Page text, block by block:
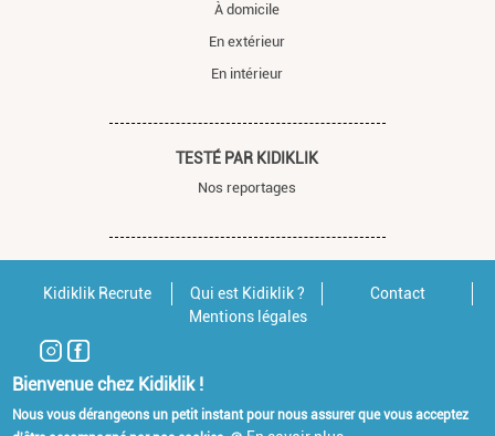
À domicile
En extérieur
En intérieur
TESTÉ PAR KIDIKLIK
Nos reportages
Kidiklik Recrute Qui est Kidiklik ?
Contact
Mentions légales
Bienvenue chez Kidiklik !
Nous vous dérangeons un petit instant pour nous assurer que vous acceptez